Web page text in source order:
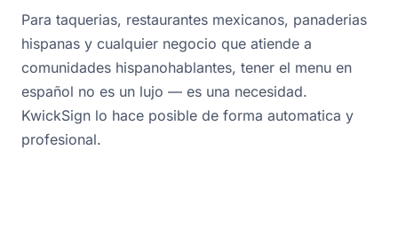
Para taquerias, restaurantes mexicanos, panaderias
hispanas y cualquier negocio que atiende a
comunidades hispanohablantes, tener el menu en
español no es un lujo — es una necesidad.
KwickSign lo hace posible de forma automatica y
profesional.